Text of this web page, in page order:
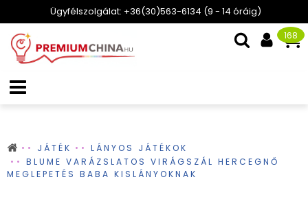
Ügyfélszolgálat: +36(30)563-6134 (9 - 14 óráig)
168
JÁTÉK
LÁNYOS JÁTÉKOK
BLUME VARÁZSLATOS VIRÁGSZÁL HERCEGNŐ
MEGLEPETÉS BABA KISLÁNYOKNAK